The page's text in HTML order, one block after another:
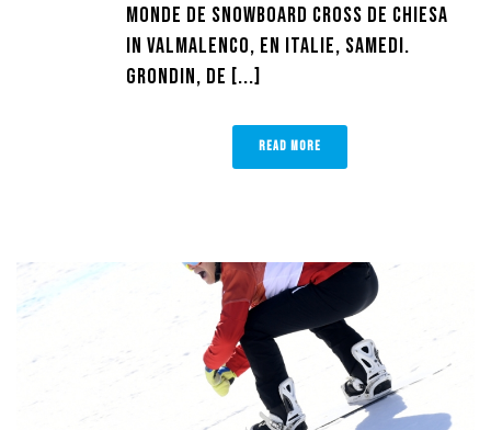
monde de snowboard cross de Chiesa
in Valmalenco, en Italie, samedi.
Grondin, de [...]
READ MORE